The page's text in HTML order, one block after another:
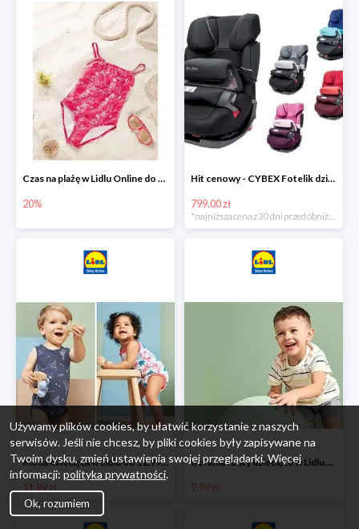
Czas na plażę w Lidlu Online do -20%
20%
Hit cenowy - CYBEX Fotelik dziecięcy samochodowy Pallasfix grupa I-III, 9-36 kg
799.00 zł
Moda dziecięca w Lidlu od 11.99 zł
11.99 zł
Ubrania i buty dziecięce w Lidlu Online od 9,99 zł
9.99 zł
Używamy plików cookies, by ułatwić korzystanie z naszych
serwisów. Jeśli nie chcesz, by pliki cookies były zapisywane na
Twoim dysku, zmień ustawienia swojej przeglądarki. Więcej
informacji: polityka prywatności.
Ok, rozumiem